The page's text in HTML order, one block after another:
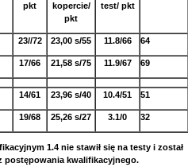
pkt
kopercie/
pkt
test/ pkt
23//72 23,00 s/55 11.8/66 64
17/66 21,58 s/75 11.9/67 69
14/61 23,96 s/40 10.4/51 51
19/68 25,26 s/27 3.1/0 32
1.4 nie stawił się na testy i został
postępowania kwalifikacyjnego.